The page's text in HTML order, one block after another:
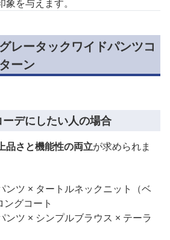
を与えます。
レータックワイドパンツコ
ーン
デにしたい人の場合
品さと機能性の両立が求められま
ンツ × タートルネックニット（ベ
グコート
ンツ × シンプルブラウス × テーラ